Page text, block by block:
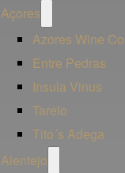
Açores
menu
Azores Wine
Entre Pedras
Insula Vinus
Tarelo
Tito´s Adega
Alentejo